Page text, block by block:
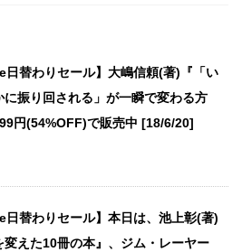
日替わりセール】大嶋信頼(著)『「い
に振り回される」が一瞬で変わる方
円(54%OFF)で販売中 [18/6/20]
日替わりセール】本日は、池上彰(著)
変えた10冊の本』、ジム・レーヤー